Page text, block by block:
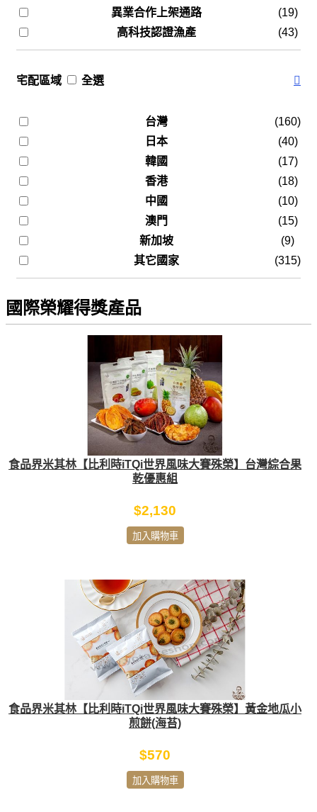
異業合作上架通路
(19)
高科技認證漁產
(43)
宅配區域 全選
台灣
(160)
日本
(40)
韓國
(17)
香港
(18)
中國
(10)
澳門
(15)
新加坡
(9)
其它國家
(315)
國際榮耀得獎產品
食品界米其林【比利時iTQi世界風味大賽殊榮】台灣綜合果
乾優惠組
$2,130
加入購物車
食品界米其林【比利時iTQi世界風味大賽殊榮】黃金地瓜小
煎餅(海苔)
$570
加入購物車